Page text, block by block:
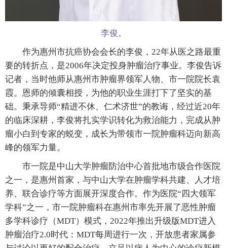
李俊。
作为惠州市抗癌协会会长的李俊，22年从医之路最重
要的转折点，是2006年决定投身肿瘤治疗事业。李俊告诉
记者，当时他师从惠州市肿瘤界领军人物、市一院院长袁
霞。恩师的倾囊相授，为他的职业生涯打下了坚实的基
础。秉承导师“精进不休、仁术济世”的教诲，经过近20年
的临床深耕，李俊将扎实学识转化为救治能力，完成从肿
瘤小白到专家的蜕变，成长为带领市一院肿瘤科迈向新高
峰的领军力量。
市一院是中山大学肿瘤防治中心首批地市级合作医院
之一，是惠州首家，与中山大学在肿瘤学科共建、人才培
养、联合诊疗等方面展开深度合作。作为医院“四大领军
学科”之一，市一院肿瘤科在惠州市率先开展了恶性肿瘤
多学科诊疗（MDT）模式，2022年推出升级版MDT进入
肿瘤治疗2.0时代：MDT每周进行一次，开放患者家属参